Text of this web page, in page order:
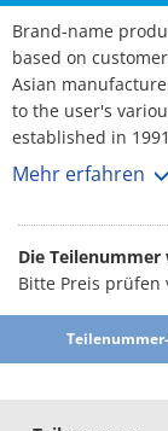
Brand-name
based on
Asian
to the user's
established in
over 3,000
Mehr erfahren
Die
Bitte Preis prüfen